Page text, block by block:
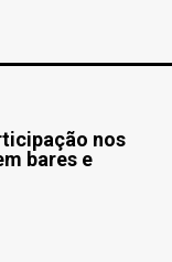
nos
bares e